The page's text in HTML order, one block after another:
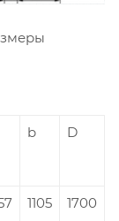
b D
1105 1700